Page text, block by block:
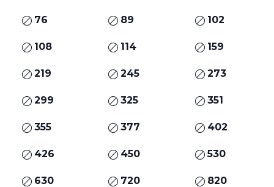
76 89 102
108 114 159
219 245 273
299 325 351
355 377 402
426 450 530
630 720 820